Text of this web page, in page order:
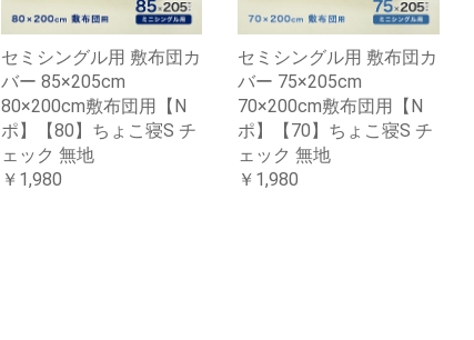
セミシングル用 敷布団カ
バー 85×205cm
80×200cm敷布団用【N
ポ】【80】ちょこ寝S チ
ェック 無地
￥1,980
セミシングル用 敷布団カ
バー 75×205cm
70×200cm敷布団用【N
ポ】【70】ちょこ寝S チ
ェック 無地
￥1,980